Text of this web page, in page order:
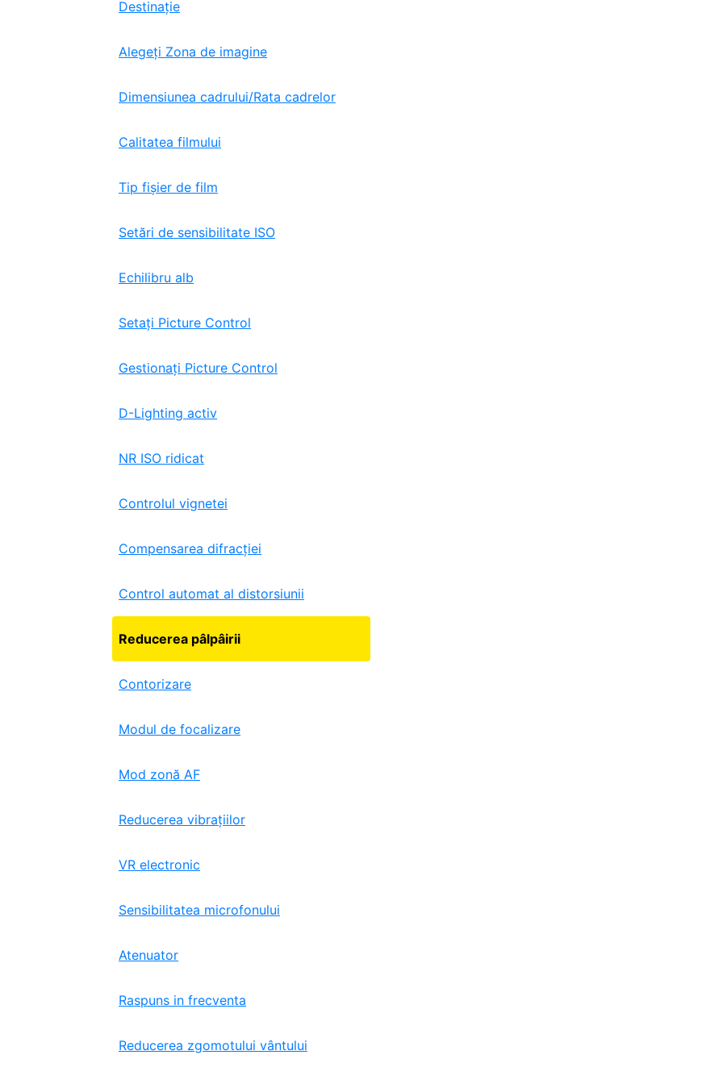
Destinaţie
Alegeți Zona de imagine
Dimensiunea cadrului/Rata cadrelor
Calitatea filmului
Tip fișier de film
Setări de sensibilitate ISO
Echilibru alb
Setați Picture Control
Gestionați Picture Control
D-Lighting activ
NR ISO ridicat
Controlul vignetei
Compensarea difracției
Control automat al distorsiunii
Reducerea pâlpâirii
Contorizare
Modul de focalizare
Mod zonă AF
Reducerea vibrațiilor
VR electronic
Sensibilitatea microfonului
Atenuator
Raspuns in frecventa
Reducerea zgomotului vântului